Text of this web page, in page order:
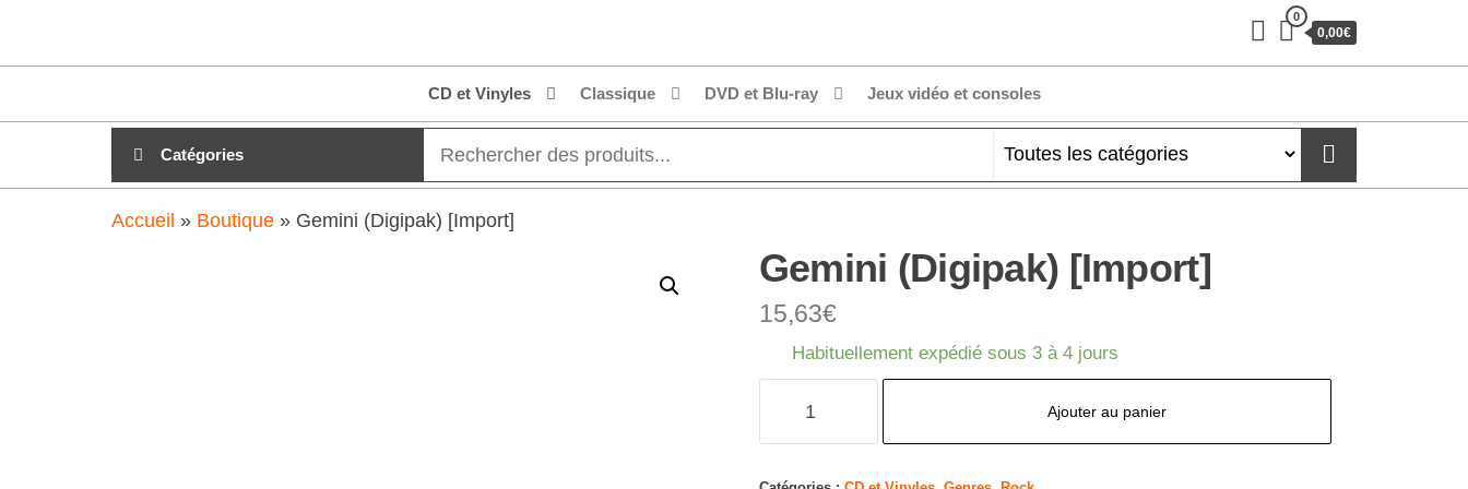
clubdial.fr
0
0,00€
CD et Vinyles Classique DVD et Blu-ray Jeux vidéo et consoles
Catégories
Accueil » Boutique » Gemini (Digipak) [Import]
Gemini (Digipak) [Import]
15,63€
Habituellement expédié sous 3 à 4 jours
(Digipak)
Ajouter au panier